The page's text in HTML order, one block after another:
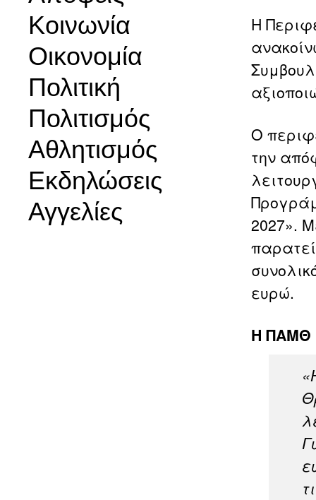
Κοινωνία
Οικονομία
Πολιτική
Πολιτισμός
Αθλητισμός
Εκδηλώσεις
Αγγελίες
Η
Ο
την
2027».
ευρώ.
Η ΠΑΜΘ